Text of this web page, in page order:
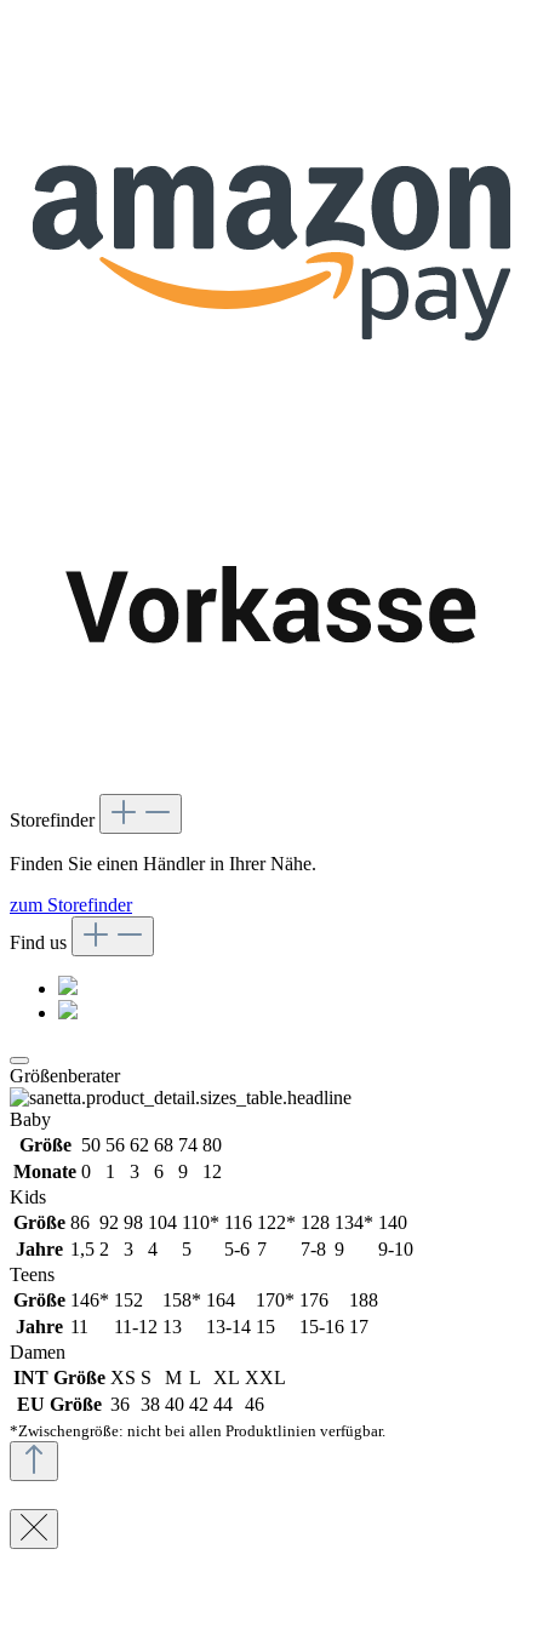
Storefinder
Finden Sie einen Händler in Ihrer Nähe.
zum Storefinder
Find us
Größenberater
Baby
Größe 50 56 62 68 74 80
Monate 0 1 3 6 9
12
Kids
Größe 86 92 98 104 110* 116 122* 128 134* 140
Jahre 1,5 2 3 4 5 5-6 7 7-8 9
9-10
Teens
Größe 146* 152 158* 164 170* 176
188
Jahre 11 11-12 13 13-14 15 15-16 17
Damen
INT Größe XS S M L XL XXL
EU Größe 36 38 40 42 44 46
*Zwischengröße: nicht bei allen Produktlinien verfügbar.